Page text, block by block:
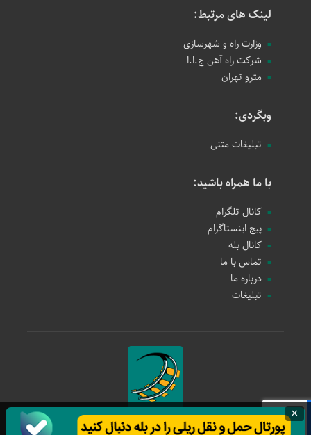
لینک های مرتبط:
وزارت راه و شهرسازی
شرکت راه آهن ج.ا.ا
مترو تهران
وبگردی:
تبلیغات متنی
با ما همراه باشید:
کانال تلگرام
پیج اینستاگرام
کانال بله
تماس با ما
درباره ما
تبلیغات
حمل و نقل ریلی
×